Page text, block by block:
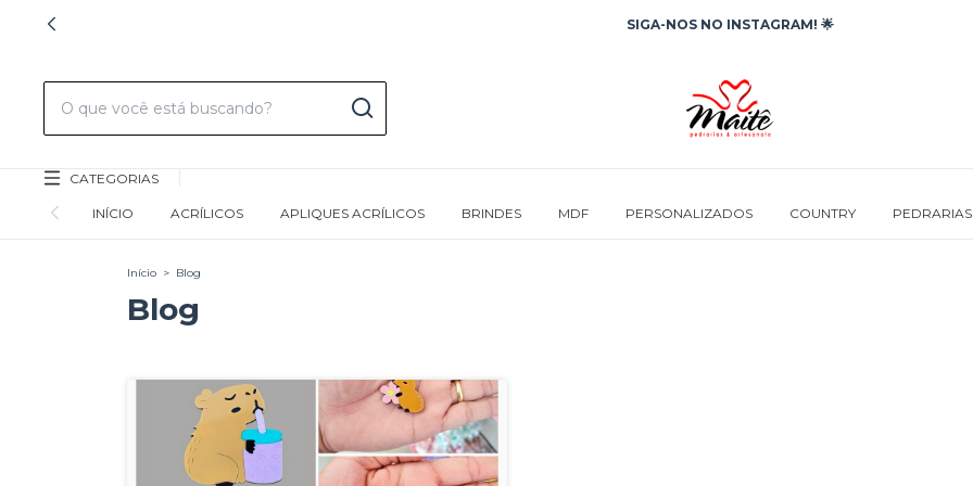
SIGA-NOS NO INSTAGRAM! 🌟
CATEGORIAS
INÍCIO ACRÍLICOS APLIQUES ACRÍLICOS BRINDES MDF PERSONALIZADOS COUNTRY
Início > Blog
Blog